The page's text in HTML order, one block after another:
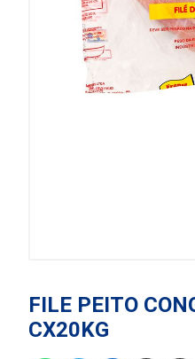
FILE PEITO
CX20KG